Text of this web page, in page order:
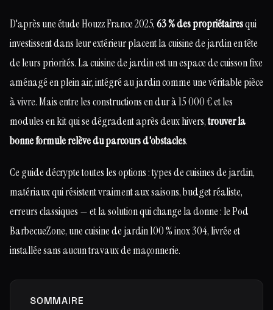
D'après une étude Houzz France 2025,63 % des propriétairesqui
investissent dans leur extérieur placent la cuisine de jardin en tête
de leurs priorités. La cuisine de jardin est un espace de cuisson fixe
aménagé en plein air, intégré au jardin comme une véritable pièce
à vivre. Mais entre les constructions en dur à 15 000 € et les
modules en kit qui se dégradent après deux hivers,trouver la
bonne formule relève du parcours d'obstacles.
Ce guide décrypte toutes les options : types de cuisines de jardin,
matériaux qui résistent vraiment aux saisons, budget réaliste,
erreurs classiques — et la solution qui change la donne : le Pod
BarbecueZone, une cuisine de jardin 100 % inox 304, livrée et
installée sans aucun travaux de maçonnerie.
SOMMAIRE